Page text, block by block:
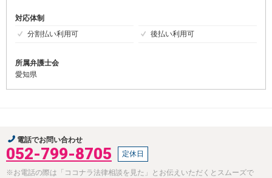
対応体制
分割払い利用可
後払い利用可
所属弁護士会
愛知県
電話でお問い合わせ
052-799-8705 定休日
※お電話の際は「ココナラ法律相談を見た」とお伝えいただくとスムーズで